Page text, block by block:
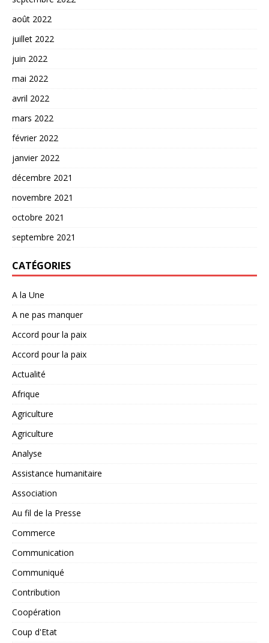
août 2022
juillet 2022
juin 2022
mai 2022
avril 2022
mars 2022
février 2022
janvier 2022
décembre 2021
novembre 2021
octobre 2021
septembre 2021
CATÉGORIES
A la Une
A ne pas manquer
Accord pour la paix
Accord pour la paix
Actualité
Afrique
Agriculture
Agriculture
Analyse
Assistance humanitaire
Association
Au fil de la Presse
Commerce
Communication
Communiqué
Contribution
Coopération
Coup d'Etat